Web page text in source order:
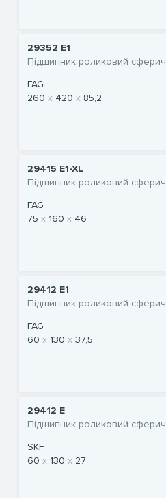
29352 E1
Підшипник роликовий
FAG
260
420 85,2
29415 E1-XL
Підшипник роликовий
FAG
75
160 46
29412 E1
Підшипник роликовий
FAG
60
130 37,5
29412 E
Підшипник роликовий
SKF
60
130 27